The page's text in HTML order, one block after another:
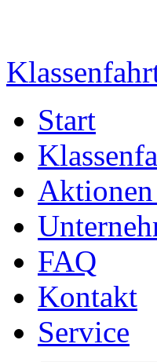
Start
FAQ
Kontakt
Service